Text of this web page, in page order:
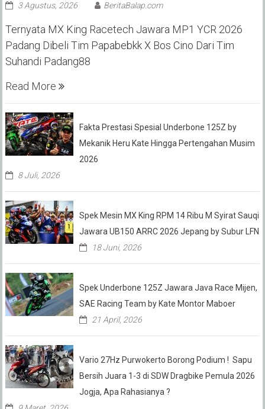
3 Agustus, 2026 BeritaBalap.com
Ternyata MX King Racetech Jawara MP1 YCR 2026
Padang Dibeli Tim Papabebkk X Bos Cino Dari Tim
Suhandi Padang88
Read More
Fakta Prestasi Spesial Underbone 125Z by
Mekanik Heru Kate Hingga Pertengahan Musim
2026
8 Juli, 2026
Spek Mesin MX King RPM 14 Ribu M Syirat Sauqi
Jawara UB150 ARRC 2026 Jepang by Subur LFN
18 Juni, 2026
Spek Underbone 125Z Jawara Java Race Mijen,
SAE Racing Team by Kate Montor Maboer
21 April, 2026
Vario 27Hz Purwokerto Borong Podium ! Sapu
Bersih Juara 1-3 di SDW Dragbike Pemula 2026
Jogja, Apa Rahasianya ?